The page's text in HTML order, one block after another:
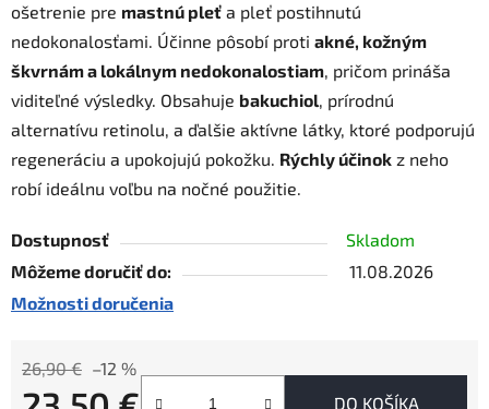
ošetrenie pre mastnú pleť a pleť postihnutú
nedokonalosťami. Účinne pôsobí proti akné, kožným
škvrnám a lokálnym nedokonalostiam, pričom prináša
viditeľné výsledky. Obsahuje bakuchiol, prírodnú
alternatívu retinolu, a ďalšie aktívne látky, ktoré podporujú
regeneráciu a upokojujú pokožku. Rýchly účinok z neho
robí ideálnu voľbu na nočné použitie.
Dostupnosť
Skladom
Môžeme doručiť do:
11.08.2026
Možnosti doručenia
26,90 € –12 %
DO KOŠÍKA